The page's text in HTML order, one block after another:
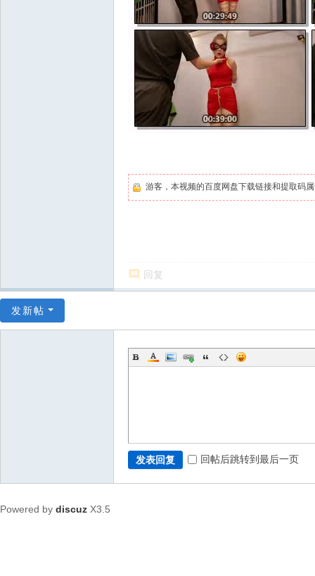
游客，本视频的百度网盘下载链接和提取码
回复
发新帖
发表回复 回帖后跳转到最后一页
Powered by discuz X3.5